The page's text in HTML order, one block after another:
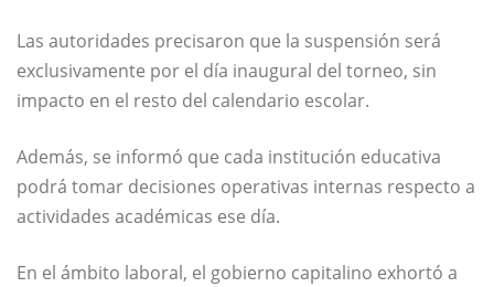
Las autoridades precisaron que la suspensión será
exclusivamente por el día inaugural del torneo, sin
impacto en el resto del calendario escolar.
Además, se informó que cada institución educativa
podrá tomar decisiones operativas internas respecto a
actividades académicas ese día.
En el ámbito laboral, el gobierno capitalino exhortó a